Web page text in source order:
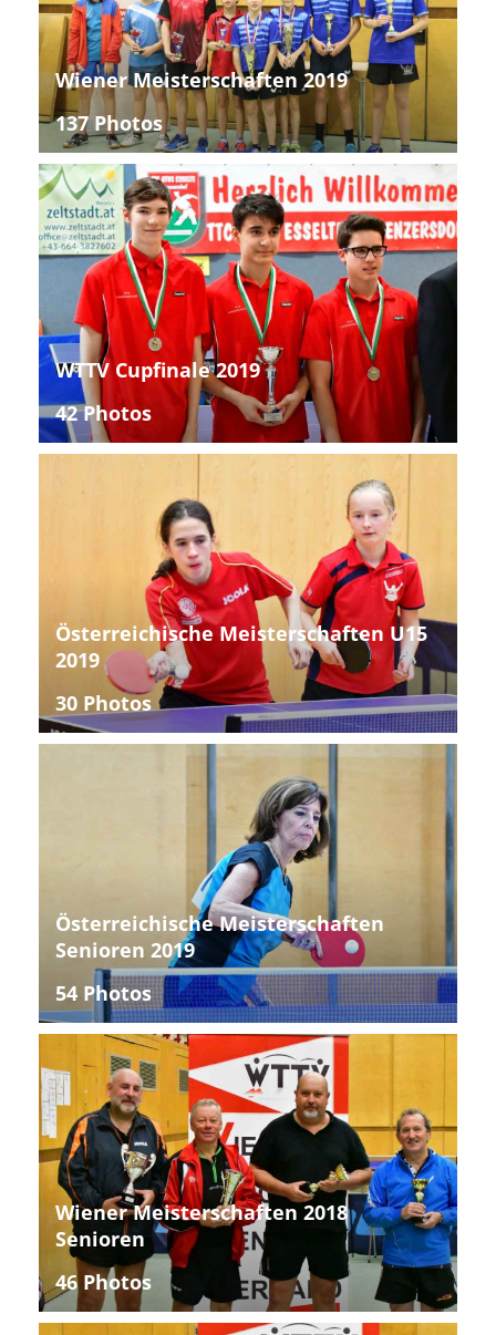
Wiener Meisterschaften 2019
137 Photos
WTTV Cupfinale 2019
42 Photos
Österreichische Meisterschaften U15
2019
30 Photos
Österreichische Meisterschaften
Senioren 2019
54 Photos
Wiener Meisterschaften 2018
Senioren
46 Photos